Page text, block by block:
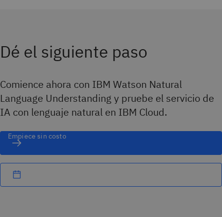
Dé el siguiente paso
Comience ahora con IBM Watson Natural
Language Understanding y pruebe el servicio de
IA con lenguaje natural en IBM Cloud.
Empiece sin costo